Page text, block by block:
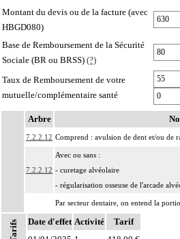
Montant du devis ou de la facture (avec
HBGD080)
Base de Remboursement de la Sécurité
Sociale (BR ou BRSS) (?)
Taux de Remboursement de votre
mutuelle/complémentaire santé
Notes
Arbre
7.2.2.12 Comprend : avulsion de dent et/ou de
7.2.2.12
Avec ou sans :
- curetage alvéolaire
- régularisation osseuse de l'arcade
7.2.2
Par secteur dentaire, on entend la
l'implantation habituelle des dents
non.
Tarifs Date d'effet Activité
Tarif